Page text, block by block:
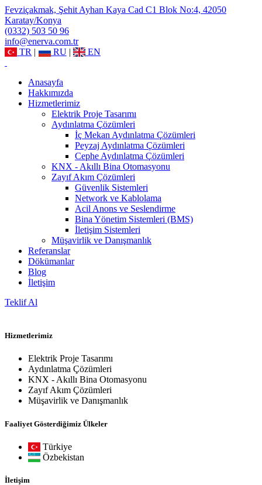
Fevziçakmak, Şehit Ayhan Kaya Cad C1 Blok No:4, 42050
Karatay/Konya
(0332) 503 50 96
info@enerva.com.tr
TR | RU | EN
Anasayfa
Hakkımızda
Hizmetlerimiz
Elektrik Proje Tasarımı
Aydınlatma Çözümleri
İç Mekan Aydınlatma Çözümleri
Peyzaj Aydınlatma Çözümleri
Cephe Aydınlatma Çözümleri
KNX - Akıllı Bina Otomasyonu
Zayıf Akım Çözümleri
Güvenlik Sistemleri
Network ve Kablolama
Acil Anons ve Seslendirme
Bina Yönetim Sistemleri (BMS)
İletişim Sistemleri
Müşavirlik ve Danışmanlık
Referanslar
Dökümanlar
Blog
İletişim
Teklif Al
Hizmetlerimiz
Elektrik Proje Tasarımı
Aydınlatma Çözümleri
KNX - Akıllı Bina Otomasyonu
Zayıf Akım Çözümleri
Müşavirlik ve Danışmanlık
Faaliyet Gösterdiğimiz Ülkeler
Türkiye
Özbekistan
İletişim